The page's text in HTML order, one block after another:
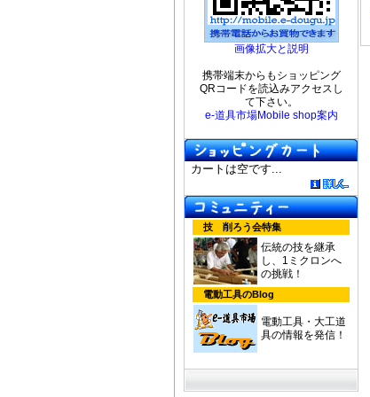
画像拡大と説明
携帯端末からもショッピング
QRコードを読込みアクセスし
て下さい。
e-道具市場Mobile shop案内
カートは空です...
技 削ろう会特集
伝統の技を継承
し、1ミクロンへ
の挑戦！
電動工具のBlog
電動工具・大工道
具の情報を発信！